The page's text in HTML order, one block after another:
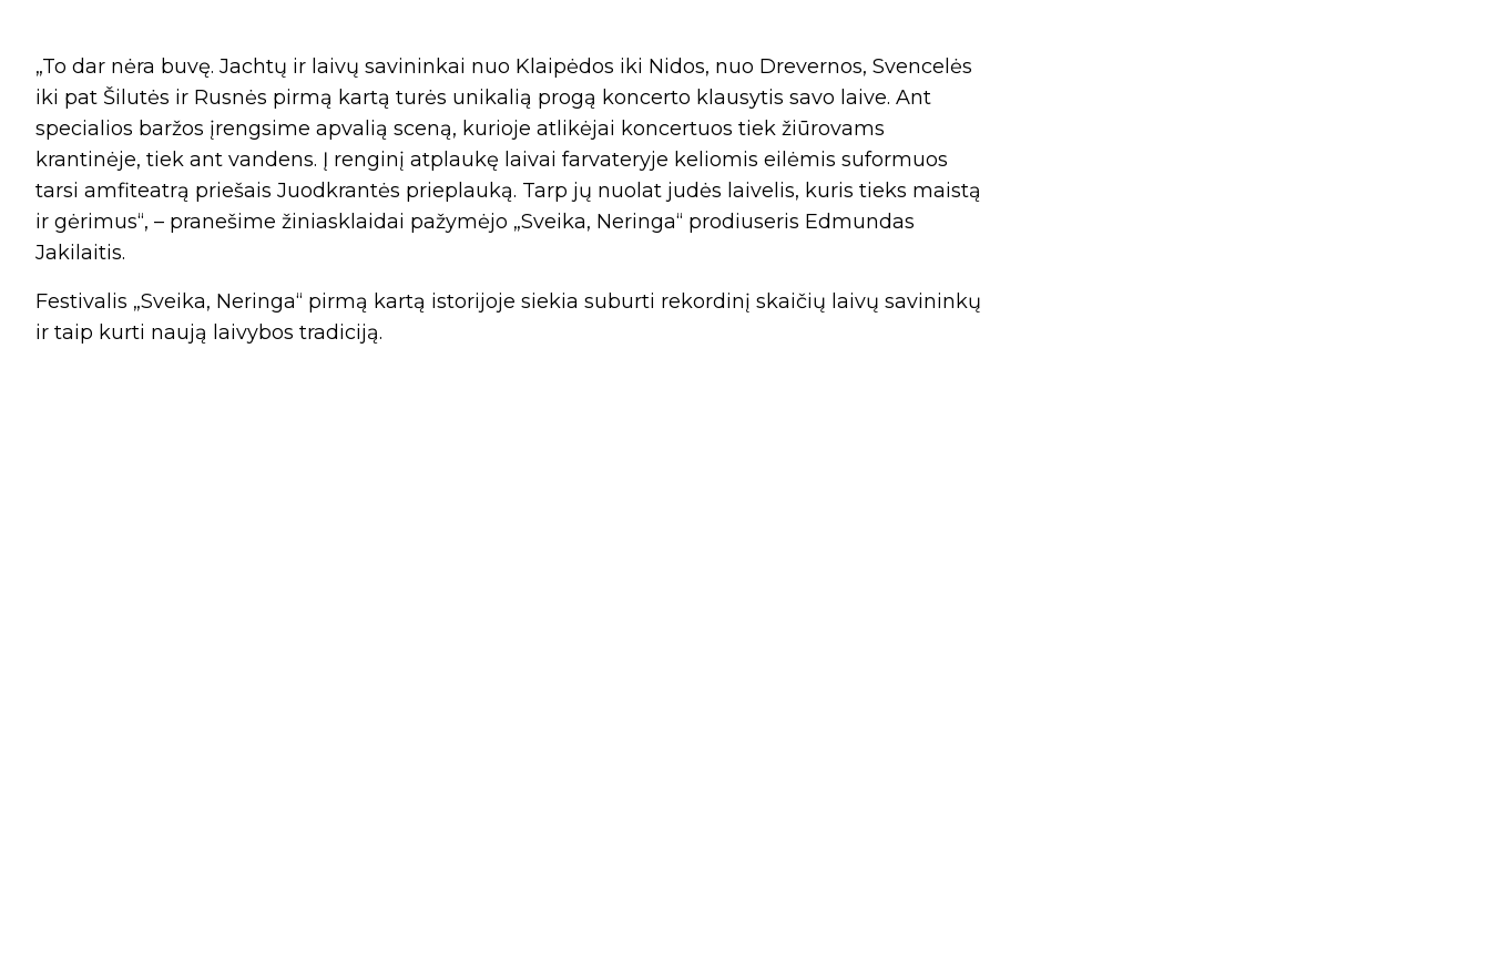
„To dar nėra buvę. Jachtų ir laivų savininkai nuo Klaipėdos iki Nidos, nuo Drevernos, Svencelės
iki pat Šilutės ir Rusnės pirmą kartą turės unikalią progą koncerto klausytis savo laive. Ant
specialios baržos įrengsime apvalią sceną, kurioje atlikėjai koncertuos tiek žiūrovams
krantinėje, tiek ant vandens. Į renginį atplaukę laivai farvateryje keliomis eilėmis suformuos
tarsi amfiteatrą priešais Juodkrantės prieplauką. Tarp jų nuolat judės laivelis, kuris tieks maistą
ir gėrimus“, – pranešime žiniasklaidai pažymėjo „Sveika, Neringa“ prodiuseris Edmundas
Jakilaitis.
Festivalis „Sveika, Neringa“ pirmą kartą istorijoje siekia suburti rekordinį skaičių laivų savininkų
ir taip kurti naują laivybos tradiciją.